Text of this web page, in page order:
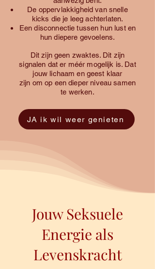
De oppervlakkigheid van snelle
kicks die je leeg achterlaten.
Een disconnectie tussen hun lust en
hun diepere gevoelens.
Dit zijn geen zwaktes. Dit zijn
signalen dat er méér mogelijk is. Dat
jouw lichaam en geest klaar
zijn om op een dieper niveau samen
te werken.
JA ik wil weer genieten
Jouw Seksuele
Energie als
Levenskracht